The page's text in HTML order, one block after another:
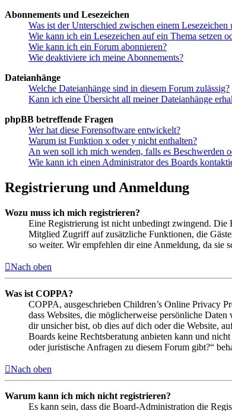
Abonnements und Lesezeichen
Was ist der Unterschied zwischen einem
Wie kann ich ein Lesezeichen auf ein Thema setzen
Wie kann ich ein Forum abonnieren?
Wie deaktiviere ich meine Abonnements?
Dateianhänge
Welche Dateianhänge sind in diesem Forum zulässig?
Kann ich eine Übersicht all meiner Dateianhänge
phpBB betreffende Fragen
Wer hat diese Forensoftware entwickelt?
Warum ist Funktion x oder y nicht enthalten?
An wen soll ich mich wenden, falls es Beschwerden
Wie kann ich einen Administrator des Boards
Registrierung und Anmeldung
Wozu muss ich mich registrieren?
Eine Registrierung ist nicht unbedingt zwingend. Die
Mitglied Zugriff auf zusätzliche Funktionen, die
so weiter. Wir empfehlen dir eine Anmeldung, da sie
Nach oben
Was ist COPPA?
COPPA, ausgeschrieben Children’s Online Privacy
dass Websites, die möglicherweise persönliche
dir unsicher bist, ob dies auf dich oder die Website,
Boards keine Rechtsberatung anbieten kann und
oder juristische Anfragen zu diesem Forum gibt?“
Nach oben
Warum kann ich mich nicht registrieren?
Es kann sein, dass die Board-Administration die